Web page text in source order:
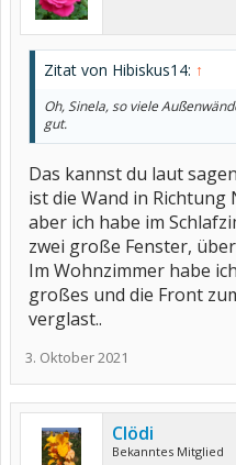
Zitat von Hibiskus14: ↑
Oh, Sinela, so viele
gut.
Das kannst du laut
ist die Wand in
aber ich habe im
zwei große Fenster,
Im Wohnzimmer habe
großes und die Front
verglast..
3. Oktober 2021
Clödi
Bekanntes Mitglied